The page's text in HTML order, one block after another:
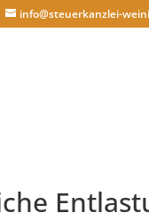
info@steuerkanzlei-